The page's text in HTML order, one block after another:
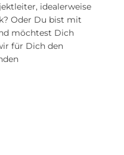
idealerweise
Oder Du bist mit
möchtest Dich
für Dich den